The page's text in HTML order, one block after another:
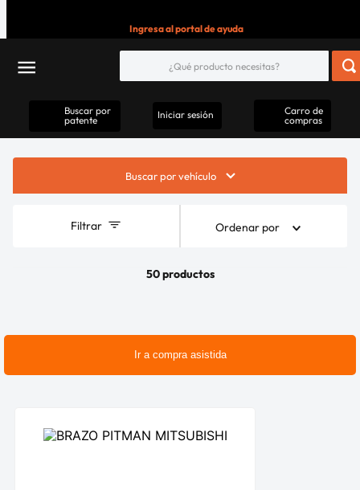
Ingresa al portal de ayuda
Buscar por
patente
Iniciar sesión
Carro de
compras
Buscar por vehículo
Filtrar Ordenar por
50 productos
Ir a compra asistida